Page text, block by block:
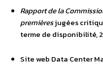
Rapport de la
premièresjugées
terme de disponibilité,
Site web Data Center